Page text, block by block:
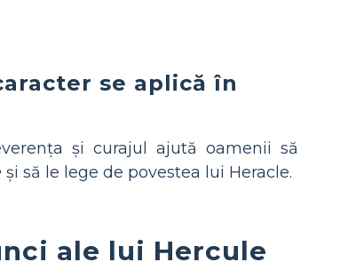
se aplică în
și curajul ajută oamenii să
și să le lege de povestea lui Heracle.
ale lui Hercule